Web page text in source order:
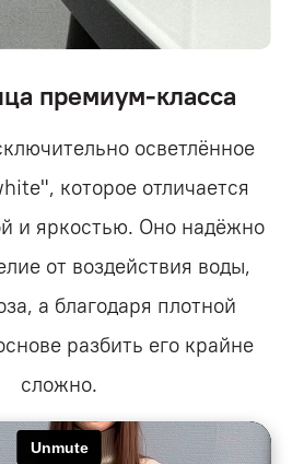
премиум-класса
осветлённое
которое отличается
и яркостью. Оно надёжно
от воздействия воды,
а благодаря плотной
разбить его крайне
сложно.